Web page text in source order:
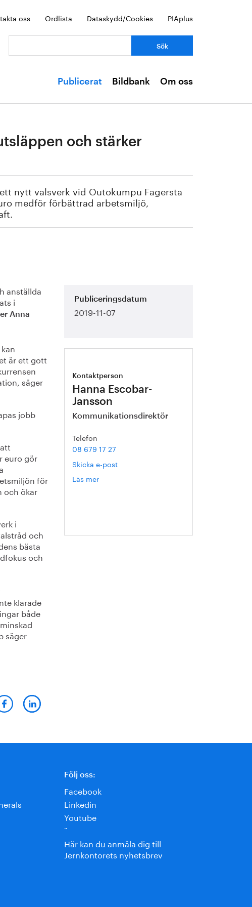
oss Ordlista Dataskydd/Cookies PIAplus
Publicerat Bildbank Om oss
och stärker
nytt valsverk vid Outokumpu Fagersta
medför förbättrad arbetsmiljö,
anställda
i
Anna
är ett gott
säger
jobb
euro gör
för
och ökar
i
och
bästa
och
klarade
både
säger
Publiceringsdatum
2019-11-07
Kontaktperson
Hanna Escobar-
Jansson
Kommunikationsdirektör
Telefon
08 679 17 27
Skicka e-post
Läs mer
Följ oss:
Facebook
Linkedin
Youtube
¨
Här kan du anmäla dig till
Jernkontorets nyhetsbrev